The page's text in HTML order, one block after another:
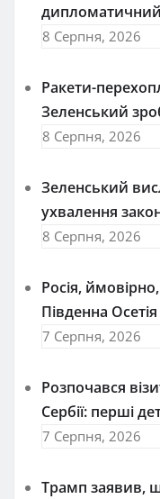
дипломатичний
8 Серпня, 2026
Ракети-
Зеленський
8 Серпня, 2026
Зеленський
ухвалення
8 Серпня, 2026
Росія,
Південна Осетія
7 Серпня, 2026
Розпочався
Сербії: перші
7 Серпня, 2026
Трамп заявив,